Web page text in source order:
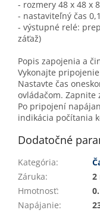
- rozmery 48 x 48 x
- nastaviteľný čas
- výstupné relé:
záťaž)
Popis zapojenia a
Vykonajte
Nastavte čas
ovládačom. Zapnite
Po pripojení
indikácia počítania
Dodatočné
Kategória:
Záruka:
2
Hmotnosť:
Napájanie: